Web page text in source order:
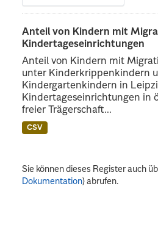
Anteil von Kindern mit
Kindertageseinrichtungen
Anteil von Kindern mit
unter Kinderkrippenkindern
Kindergartenkindern in
Kindertageseinrichtungen in
freier Trägerschaft...
CSV
Sie können dieses Register auch
Dokumentation) abrufen.